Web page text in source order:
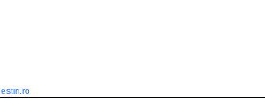
estiri.ro